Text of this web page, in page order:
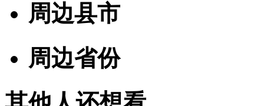
周边县市
周边省份